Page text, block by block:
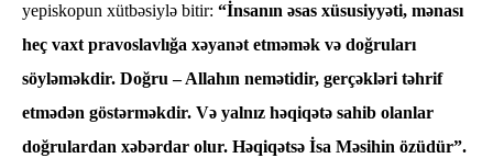
yepiskopun xütbəsiylə bitir: “İnsanın əsas xüsusiyyəti, mənası
heç vaxt pravoslavlığa xəyanət etməmək və doğruları
söyləməkdir. Doğru – Allahın nemətidir, gerçəkləri təhrif
etmədən göstərməkdir. Və yalnız həqiqətə sahib olanlar
doğrulardan xəbərdar olur. Həqiqətsə İsa Məsihin özüdür”.